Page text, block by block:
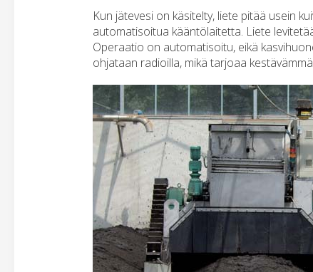
Kun jätevesi on käsitelty, liete pitää usein
automatisoitua kääntölaitetta. Liete
Operaatio on automatisoitu, eikä
ohjataan radioilla, mikä tarjoaa